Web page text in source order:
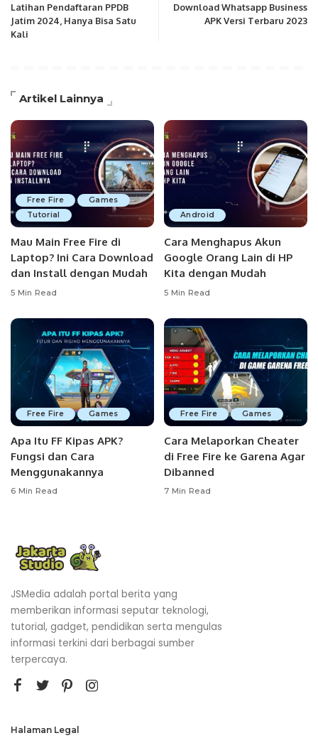
Latihan Pendaftaran PPDB
Jatim 2024, Hanya Bisa Satu
Kali
Download Whatsapp Business
APK Versi Terbaru 2023
Artikel Lainnya
Free Fire
Games
Tutorial
Mau Main Free Fire di
Laptop? Ini Cara Download
dan Install dengan Mudah
5 Min Read
Android
Cara Menghapus Akun
Google Orang Lain di HP
Kita dengan Mudah
5 Min Read
Free Fire Games
Apa Itu FF Kipas APK?
Fungsi dan Cara
Menggunakannya
6 Min Read
Free Fire Games
Cara Melaporkan Cheater
di Free Fire ke Garena Agar
Dibanned
7 Min Read
JSMedia adalah portal berita yang
memberikan informasi seputar teknologi,
tutorial, gadget, pendidikan serta mengulas
informasi terkini dari berbagai sumber
terpercaya.
Halaman Legal